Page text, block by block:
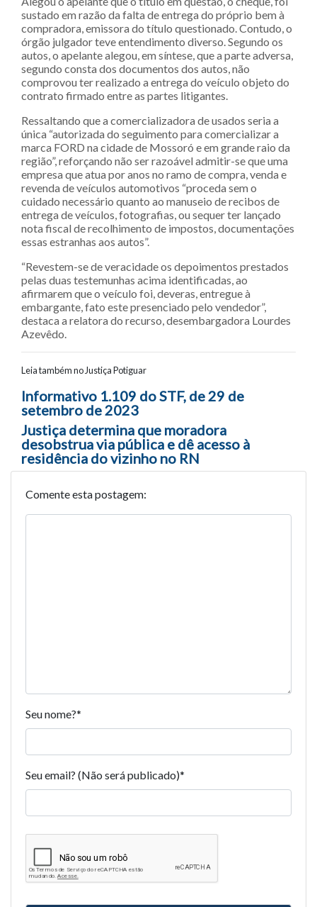
sustado em razão da falta de entrega do próprio bem à
compradora, emissora do título questionado. Contudo, o
órgão julgador teve entendimento diverso. Segundo os
autos, o apelante alegou, em síntese, que a parte adversa,
segundo consta dos documentos dos autos, não
comprovou ter realizado a entrega do veículo objeto do
contrato firmado entre as partes litigantes.
Ressaltando que a comercializadora de usados seria a
única “autorizada do seguimento para comercializar a
marca FORD na cidade de Mossoró e em grande raio da
região”, reforçando não ser razoável admitir-se que uma
empresa que atua por anos no ramo de compra, venda e
revenda de veículos automotivos “proceda sem o
cuidado necessário quanto ao manuseio de recibos de
entrega de veículos, fotografias, ou sequer ter lançado
nota fiscal de recolhimento de impostos, documentações
essas estranhas aos autos”.
“Revestem-se de veracidade os depoimentos prestados
pelas duas testemunhas acima identificadas, ao
afirmarem que o veículo foi, deveras, entregue à
embargante, fato este presenciado pelo vendedor”,
destaca a relatora do recurso, desembargadora Lourdes
Azevêdo.
Leia também no Justiça Potiguar
Navegação entre posts
Informativo 1.109 do STF, de 29 de
setembro de 2023
Justiça determina que moradora
desobstrua via pública e dê acesso à
residência do vizinho no RN
Comente esta postagem:
Seu nome?*
Seu email? (Não será publicado)*